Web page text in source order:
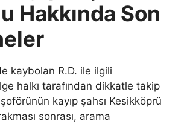
Hakkında Son
kaybolan R.D. ile ilgili
halkı tarafından dikkatle takip
kayıp şahsı Kesikköprü
sonrası, arama